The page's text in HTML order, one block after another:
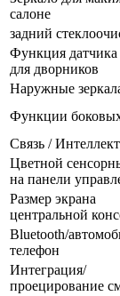
салоне
задний
Функция
для дворников
Наружные
Функции
Связь /
Цветной
на панели
Размер экрана
центральной
Bluetooth/
телефон
Интеграция/
проецирование